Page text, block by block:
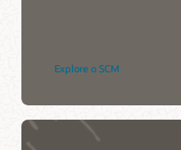
Explore o SCM